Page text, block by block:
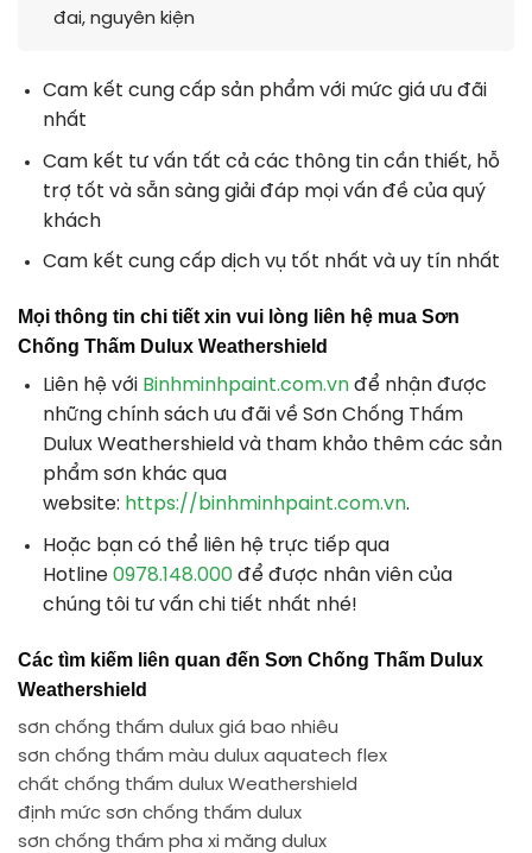
đai, nguyên kiện
Cam kết cung cấp sản phẩm với mức giá ưu đãi
nhất
Cam kết tư vấn tất cả các thông tin cần thiết, hỗ
trợ tốt và sẵn sàng giải đáp mọi vấn đề của quý
khách
Cam kết cung cấp dịch vụ tốt nhất và uy tín nhất
Mọi thông tin chi tiết xin vui lòng liên hệ mua Sơn
Chống Thấm Dulux Weathershield
Liên hệ với Binhminhpaint.com.vn để nhận được
những chính sách ưu đãi về Sơn Chống Thấm
Dulux Weathershield và tham khảo thêm các sản
phẩm sơn khác qua
website: https://binhminhpaint.com.vn.
Hoặc bạn có thể liên hệ trực tiếp qua
Hotline 0978.148.000 để được nhân viên của
chúng tôi tư vấn chi tiết nhất nhé!
Các tìm kiếm liên quan đến Sơn Chống Thấm Dulux
Weathershield
sơn chống thấm dulux giá bao nhiêu
sơn chống thấm màu dulux aquatech flex
chất chống thấm dulux Weathershield
định mức sơn chống thấm dulux
sơn chống thấm pha xi măng dulux